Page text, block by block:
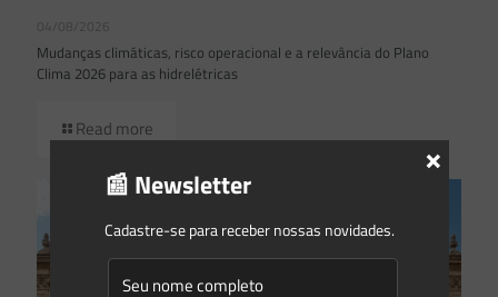
04/08/2026
Mudanças climáticas, risco operacional e a relevância do Plano
Clima 2026 para as hidrelétricas
Read more
📰 Newsletter
Cadastre-se para receber nossas novidades.
×